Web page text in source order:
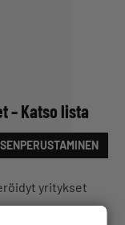
– Katso lista
yritykset